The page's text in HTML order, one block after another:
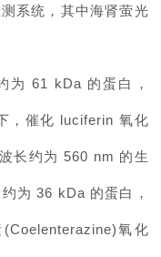
系统，其中海肾萤光
为 61 kDa 的蛋白，
，催化 luciferin氧化
长约为 560 nm 的生
为 36 kDa 的蛋白，
(Coelenterazine)氧化